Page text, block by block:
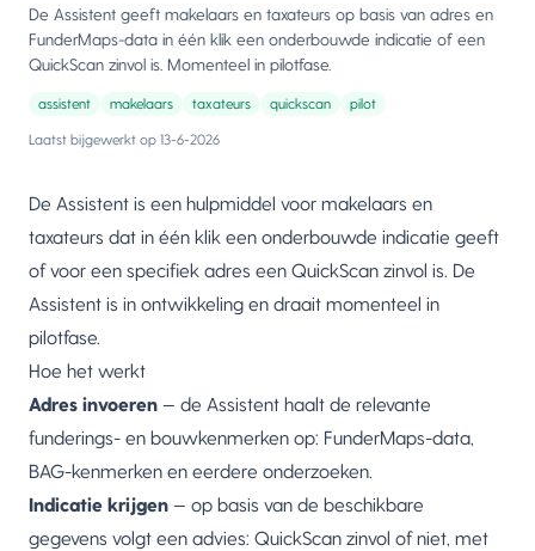
De Assistent geeft makelaars en taxateurs op basis van adres en
FunderMaps-data in één klik een onderbouwde indicatie of een
QuickScan zinvol is. Momenteel in pilotfase.
assistent makelaars taxateurs quickscan pilot
Laatst bijgewerkt op 13-6-2026
De Assistent is een hulpmiddel voor makelaars en
taxateurs dat in één klik een onderbouwde indicatie geeft
of voor een specifiek adres een QuickScan zinvol is. De
Assistent is in ontwikkeling en draait momenteel in
pilotfase.
Hoe het werkt
Adres invoeren — de Assistent haalt de relevante
funderings- en bouwkenmerken op: FunderMaps-data,
BAG-kenmerken en eerdere onderzoeken.
Indicatie krijgen — op basis van de beschikbare
gegevens volgt een advies: QuickScan zinvol of niet, met